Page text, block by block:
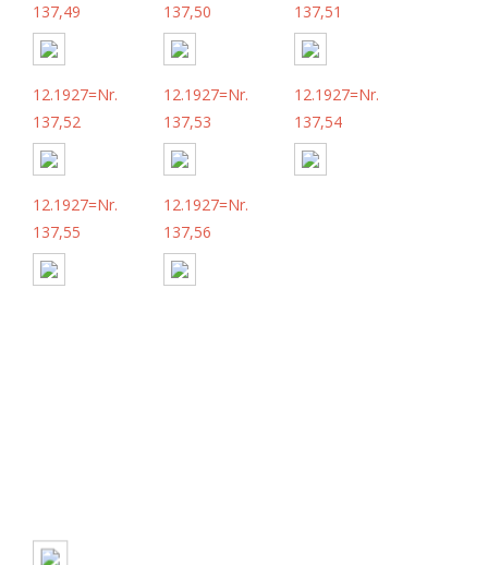
137,49 137,50 137,51
12.1927=Nr.
137,52
12.1927=Nr.
137,53
12.1927=Nr.
137,54
12.1927=Nr.
137,55
12.1927=Nr.
137,56